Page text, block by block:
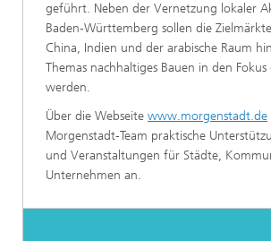
geführt. Neben der Vernetzung lokaler
Baden-Württemberg sollen die
China, Indien und der arabische Raum
Themas nachhaltiges Bauen in den
werden.
Über die Webseite www.morgenstadt.de
Morgenstadt-Team praktische
und Veranstaltungen für Städte,
Unternehmen an.